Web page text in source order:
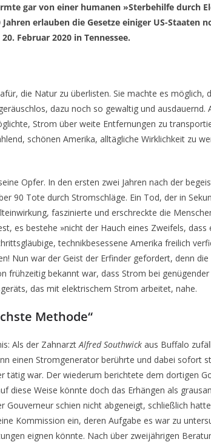
gar von einer humanen »Sterbehilfe durch
erlauben die Gesetze einiger US-Staaten
Februar 2020 in Tennessee.
die Natur zu überlisten. Sie machte es möglich,
dazu noch so gewaltig und ausdauernd.
Strom über weite Entfernungen zu
schönen Amerika, alltägliche Wirklichkeit zu
Opfer. In den ersten zwei Jahren nach der
90 Tote durch Stromschläge. Ein Tod, der in
faszinierte und erschreckte die
es bestehe »nicht der Hauch eines Zweifels, dass
technikbesessene Amerika freilich
Nun war der Geist der Erfinder gefordert, denn
frühzeitig bekannt war, dass Strom bei
das mit elektrischem Strom arbeitet, nahe.
Methode“
Als der ZahnarztAlfred Southwick aus Buffalo
einen Stromgenerator berührte und dabei sofort
tätig war. Der wiederum berichtete dem dortigen
diese Weise könnte doch das Erhängen als
Gouverneur schien nicht abgeneigt, schließlich
Kommission ein, deren Aufgabe es war zu
eignen könnte. Nach über zweijährigen